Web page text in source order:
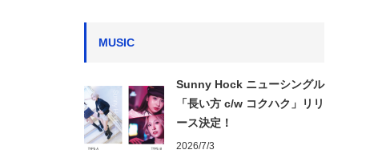
MUSIC
Sunny Hock ニューシングル
「長い方 c/w コクハク」リリ
ース決定！
2026/7/3